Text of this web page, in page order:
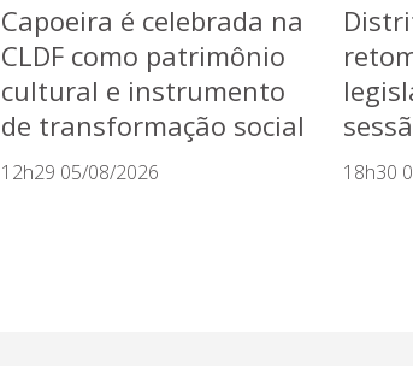
Capoeira é celebrada na
CLDF como patrimônio
cultural e instrumento
de transformação social
12h29 05/08/2026 18h30